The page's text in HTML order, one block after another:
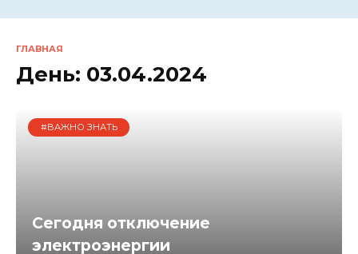
ГЛАВНАЯ
День: 03.04.2024
#ВАЖНО ЗНАТЬ
Сегодня отключение
электроэнергии